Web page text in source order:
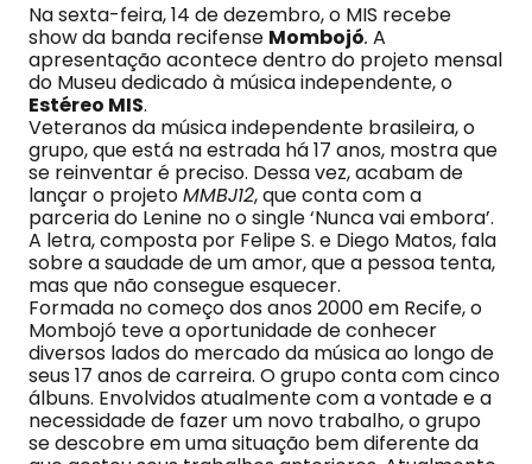
Na sexta-feira, 14 de dezembro, o MIS recebe
show da banda recifense Mombojó. A
apresentação acontece dentro do projeto mensal
do Museu dedicado à música independente, o
Estéreo MIS.
Veteranos da música independente brasileira, o
grupo, que está na estrada há 17 anos, mostra que
se reinventar é preciso. Dessa vez, acabam de
lançar o projetoMMBJ12, que conta com a
parceria do Lenine no o single ‘Nunca vai embora’.
A letra, composta por Felipe S. e Diego Matos, fala
sobre a saudade de um amor, que a pessoa tenta,
mas que não consegue esquecer.
Formada no começo dos anos 2000 em Recife, o
Mombojó teve a oportunidade de conhecer
diversos lados do mercado da música ao longo de
seus 17 anos de carreira. O grupo conta com cinco
álbuns. Envolvidos atualmente com a vontade e a
necessidade de fazer um novo trabalho, o grupo
se descobre em uma situação bem diferente da